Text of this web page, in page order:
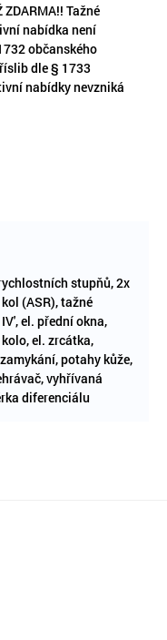
ZDARMA!! Tažné
nabídka není
občanského
dle § 1733
nabídky nevzniká
stupňů, 2x
(ASR), tažné
el. přední okna,
el. zrcátka,
potahy kůže,
vyhřívaná
diferenciálu